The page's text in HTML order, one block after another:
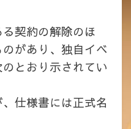
契約の解除のほ
があり、独自イベ
とおり示されてい
仕様書には正式名